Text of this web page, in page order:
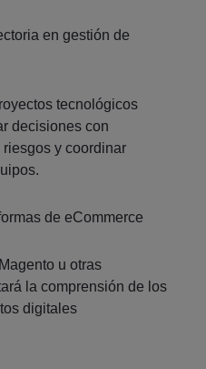
en gestión de
tecnológicos
decisiones con
y coordinar
de eCommerce
u otras
la comprensión de los
digitales